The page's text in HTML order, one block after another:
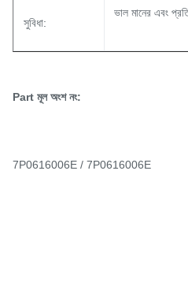
সুবিধা:
ভাল মানের এবং
Part মূল অংশ নং:
7P0616006E / 7P0616006E